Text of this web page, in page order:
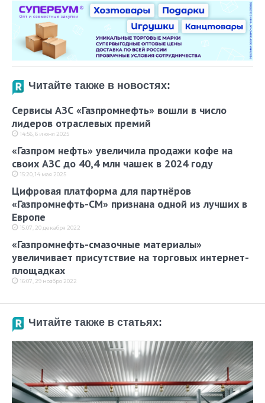
Читайте также в новостях:
Сервисы АЗС «Газпромнефть» вошли в число
лидеров отраслевых премий
14:56, 6 июня 2025
«Газпром нефть» увеличила продажи кофе на
своих АЗС до 40,4 млн чашек в 2024 году
15:20, 14 мая 2025
Цифровая платформа для партнёров
«Газпромнефть-СМ» признана одной из лучших в
Европе
15:07, 20 декабря 2022
«Газпромнефть-смазочные материалы»
увеличивает присутствие на торговых интернет-
площадках
16:07, 29 ноября 2022
Читайте также в статьях: